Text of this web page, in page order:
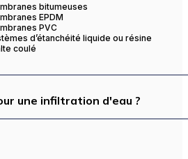
bitumeuses
EPDM
PVC
d’étanchéité liquide ou résine
coulé
une infiltration d'eau ?